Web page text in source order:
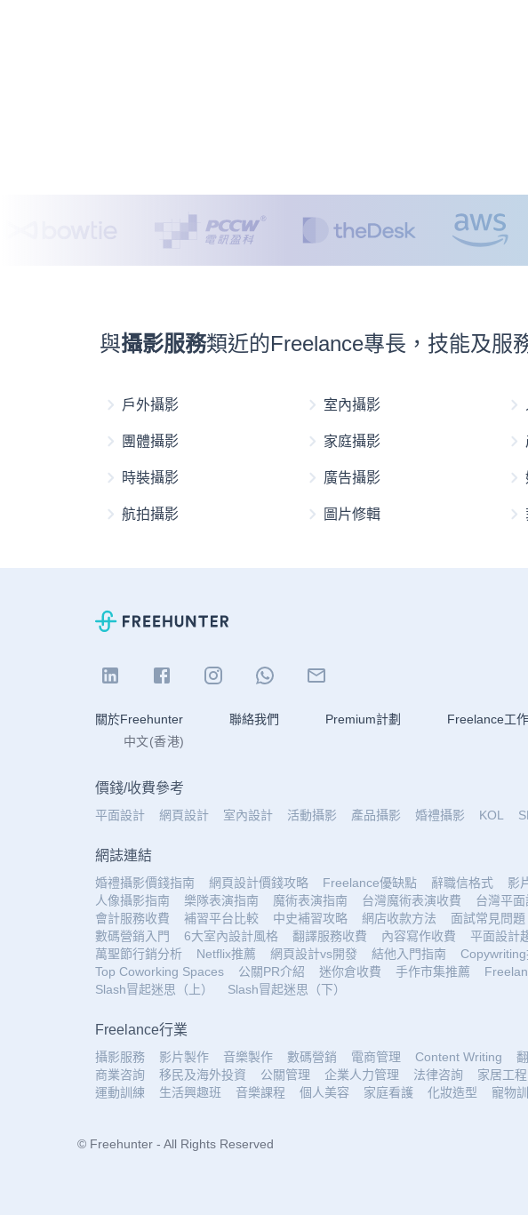
與攝影服務類近的Freelance專長，技能及服
戶外攝影 室內攝影
團體攝影 家庭攝影
時裝攝影 廣告攝影
航拍攝影 圖片修輯
關於Freehunter 聯絡我們 Premium計劃 Freelance工作
中文(香港)
價錢/收費參考
平面設計 網頁設計 室內設計 活動攝影 產品攝影 婚禮攝影 KOL
網誌連結
婚禮攝影價錢指南 網頁設計價錢攻略 Freelance優缺點 辭職信格式 影
人像攝影指南
樂隊表演指南 魔術表演指南 台灣魔術表演收費 台灣平
會計服務收費
補習平台比較 中史補習攻略 網店收款方法 面試常見問題
數碼營銷入門
6大室內設計風格 翻譯服務收費 內容寫作收費 平面設計
萬聖節行銷分析
Netflix推薦 網頁設計vs開發 結他入門指南
Top Coworking Spaces
公關PR介紹 迷你倉收費 手作市集推薦
Slash冒起迷思（上）
Slash冒起迷思（下）
Freelance行業
攝影服務 影片製作 音樂製作 數碼營銷 電商管理 Content Writing
商業咨詢
移民及海外投資 公關管理 企業人力管理 法律咨詢 家居工程
運動訓練
生活興趣班 音樂課程 個人美容 家庭看護 化妝造型 寵物
© Freehunter - All Rights Reserved